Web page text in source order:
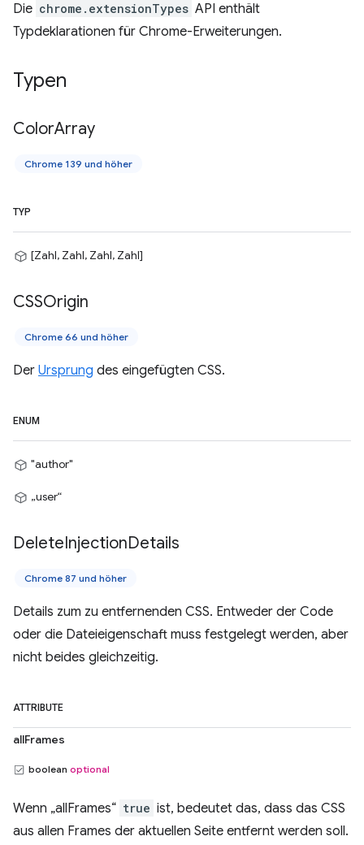
Die chrome.extensionTypes API enthält
Typdeklarationen für Chrome-Erweiterungen.
Typen
ColorArray
Chrome 139 und höher
TYP
[Zahl, Zahl, Zahl, Zahl]
CSSOrigin
Chrome 66 und höher
Der Ursprung des eingefügten CSS.
ENUM
"author"
„user“
DeleteInjectionDetails
Chrome 87 und höher
Details zum zu entfernenden CSS. Entweder der Code
oder die Dateieigenschaft muss festgelegt werden, aber
nicht beides gleichzeitig.
ATTRIBUTE
allFrames
boolean optional
Wenn „allFrames“ true ist, bedeutet das, dass das CSS
aus allen Frames der aktuellen Seite entfernt werden soll.